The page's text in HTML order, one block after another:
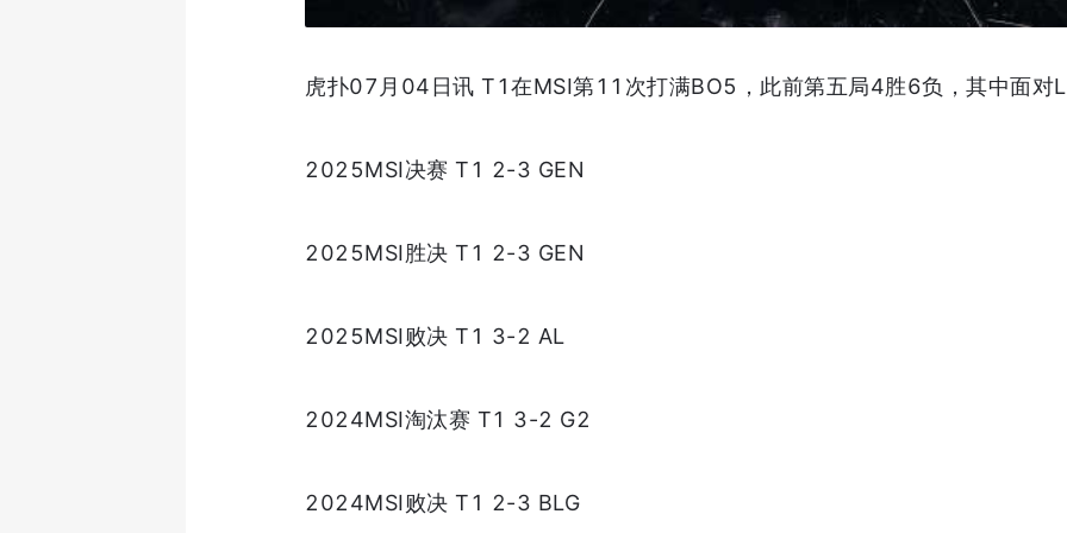
虎扑07月04日讯 T1在MSI第11次打满BO5，此前第五局4胜6负，其中面对
2025MSI决赛 T1 2-3 GEN
2025MSI胜决 T1 2-3 GEN
2025MSI败决 T1 3-2 AL
2024MSI淘汰赛 T1 3-2 G2
2024MSI败决 T1 2-3 BLG